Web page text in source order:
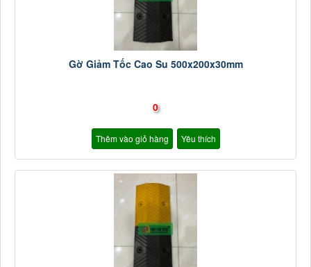
Gờ Giảm Tốc Cao Su 500x200x30mm
0
Thêm vào giỏ hàng Yêu thích